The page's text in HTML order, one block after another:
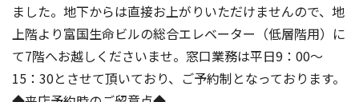
ました。地下からは直接お上がりいただけませんので、地
上階より富国生命ビルの総合エレベーター（低層階用）に
て7階へお越しくださいませ。窓口業務は平日9：00～
15：30とさせて頂いており、ご予約制となっております。